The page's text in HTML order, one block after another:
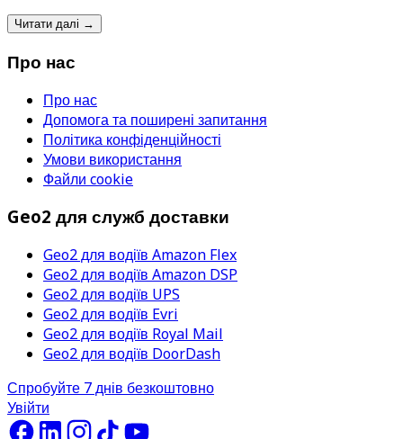
Читати далі →
Про нас
Про нас
Допомога та поширені запитання
Політика конфіденційності
Умови використання
Файли cookie
Geo2 для служб доставки
Geo2 для водіїв Amazon Flex
Geo2 для водіїв Amazon DSP
Geo2 для водіїв UPS
Geo2 для водіїв Evri
Geo2 для водіїв Royal Mail
Geo2 для водіїв DoorDash
Спробуйте 7 днів безкоштовно
Увійти